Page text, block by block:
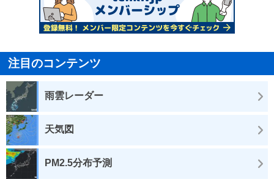
注目のコンテンツ
雨雲レーダー
天気図
PM2.5分布予測